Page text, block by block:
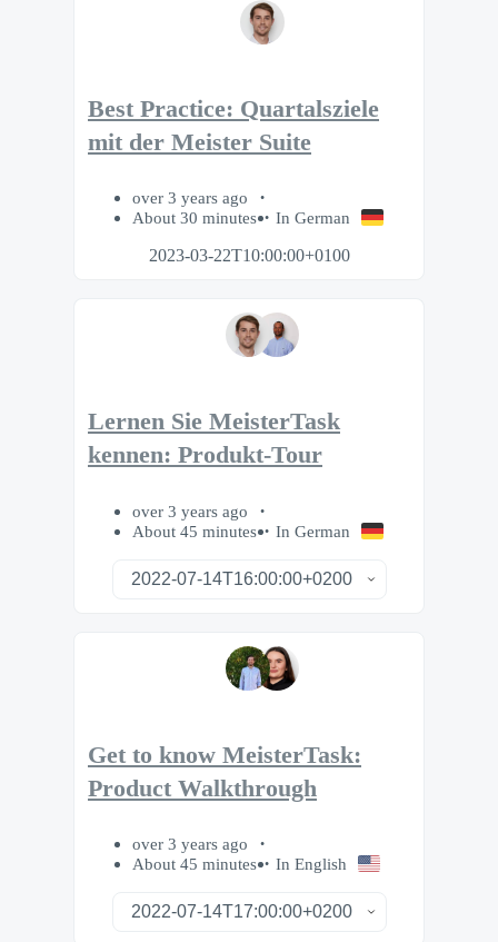
Best Practice: Quartalsziele
mit der Meister Suite
over 3 years ago
About 30 minutes
In German
2023-03-22T10:00:00+0100
Lernen Sie MeisterTask
kennen: Produkt-Tour
over 3 years ago
About 45 minutes
In German
Get to know MeisterTask:
Product Walkthrough
over 3 years ago
About 45 minutes
In English